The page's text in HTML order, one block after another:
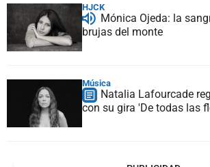
HJCK
Mónica Ojeda: la
brujas del monte
Música
Natalia Lafourcade
con su gira 'De todas las